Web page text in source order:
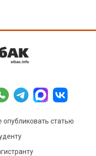
опубликовать статью